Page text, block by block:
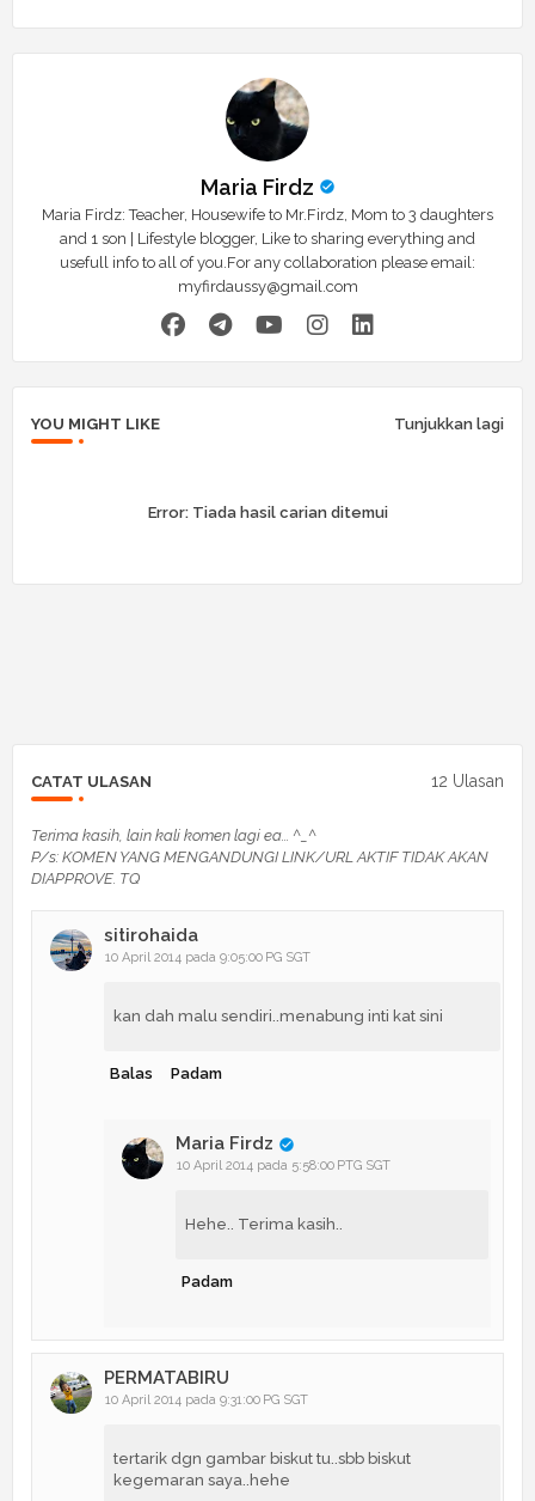
Maria Firdz
Maria Firdz: Teacher, Housewife to Mr.Firdz, Mom to 3 daughters
and 1 son | Lifestyle blogger, Like to sharing everything and
usefull info to all of you.For any collaboration please email:
myfirdaussy@gmail.com
YOU MIGHT LIKE Tunjukkan lagi
Error:Tiada hasil carian ditemui
CATAT ULASAN 12 Ulasan
Terima kasih, lain kali komen lagi ea... ^_^
P/s: KOMEN YANG MENGANDUNGI LINK/URL AKTIF TIDAK AKAN
DIAPPROVE. TQ
sitirohaida
10 April 2014 pada 9:05:00 PG SGT
kan dah malu sendiri..menabung inti kat sini
Balas Padam
Maria Firdz
10 April 2014 pada 5:58:00 PTG SGT
Hehe.. Terima kasih..
Padam
PERMATABIRU
10 April 2014 pada 9:31:00 PG SGT
tertarik dgn gambar biskut tu..sbb biskut
kegemaran saya..hehe